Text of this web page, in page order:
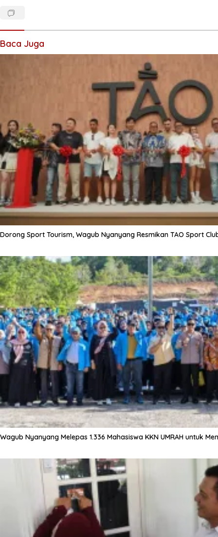
Baca Juga
Dorong Sport Tourism, Wagub Nyanyang Resmikan TAO Sport
Wagub Nyanyang Melepas 1.336 Mahasiswa KKN UMRAH untuk